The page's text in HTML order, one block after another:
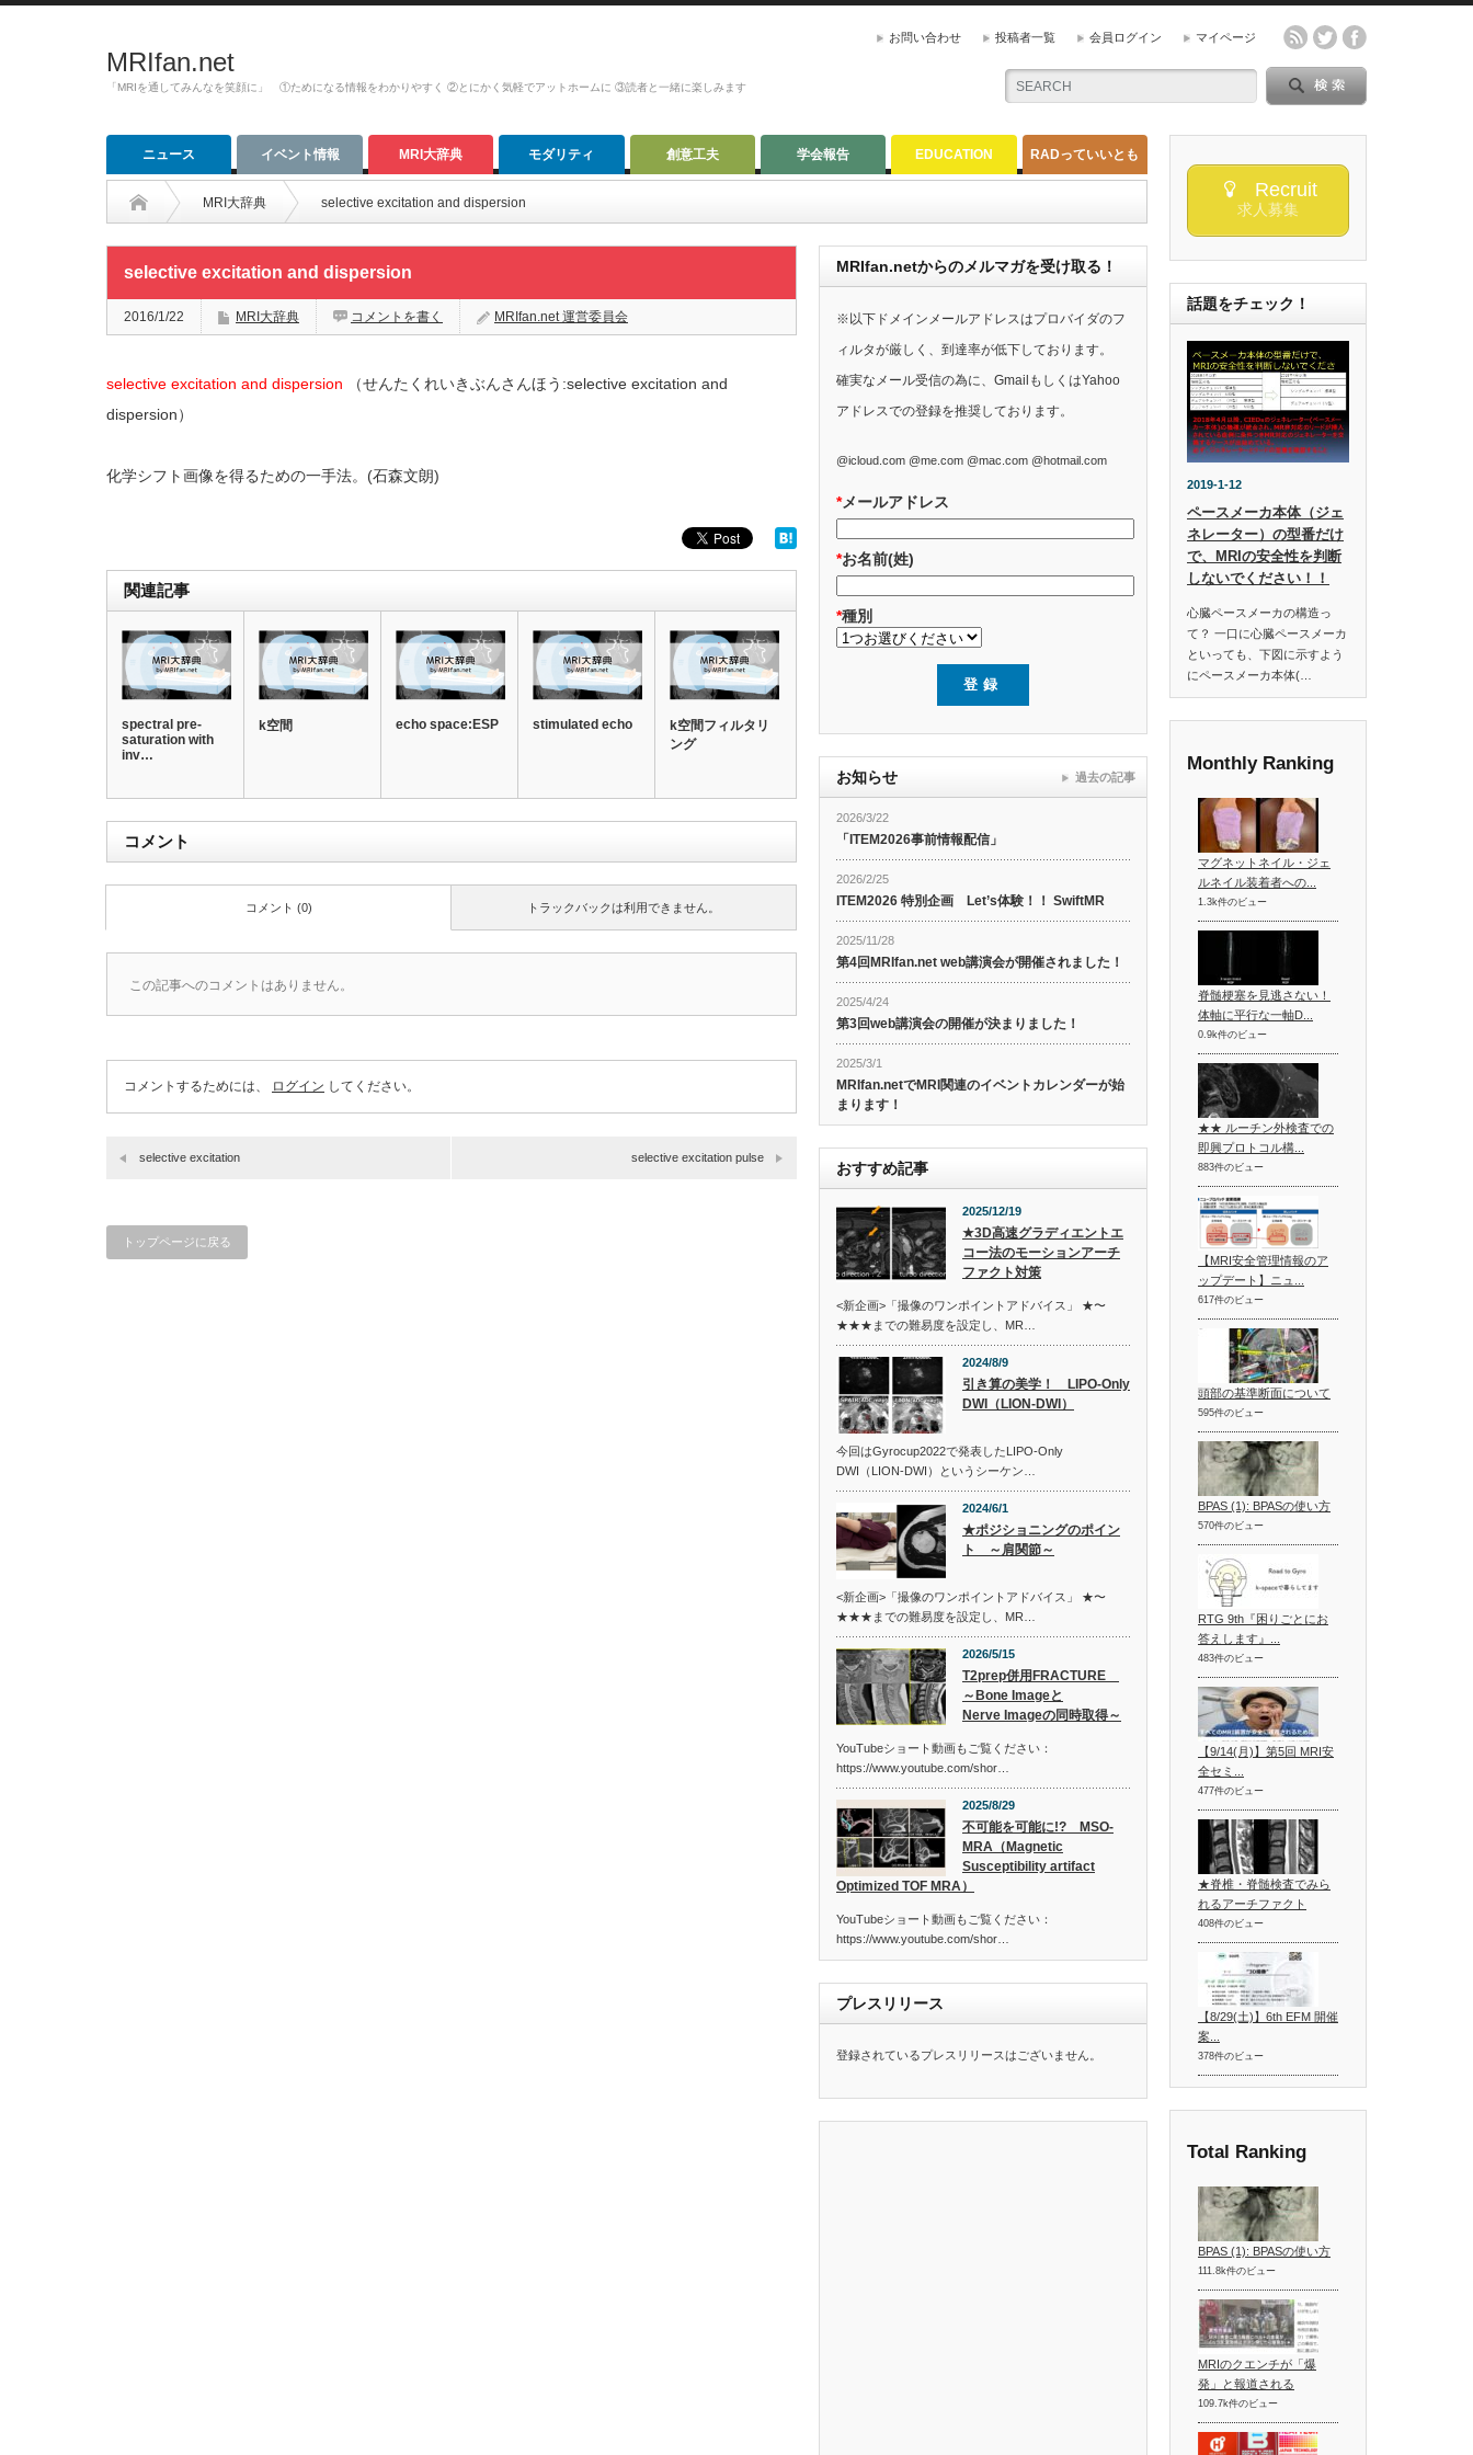
MRIfan.net
「MRIを通してみんなを笑顔に」 ①ためになる情報をわかりやすく ②とにかく気軽でアットホームに ③読者と一緒に楽しみます
お問い合わせ 投稿者一覧 会員ログイン マイページ
ニュース イベント情報 MRI大辞典 モダリティ 創意工夫 学会報告 EDUCATION RADっていいとも
MRI大辞典 selective excitation and dispersion
selective excitation and dispersion
2016/1/22 MRI大辞典 コメントを書く MRIfan.net 運営委員会
selective excitation and dispersion （せんたくれいきぶんさんほう:selective excitation and
dispersion）
化学シフト画像を得るための一手法。(石森文朗)
関連記事
spectral pre-
saturation with
inv…
k空間 echo space:ESP stimulated echo
k空間フィルタリ
ング
コメント
トラックバックは利用できません。
コメント (0)
この記事へのコメントはありません。
コメントするためには、 ログイン してください。
selective excitation selective excitation pulse
トップページに戻る
MRIfan.netからのメルマガを受け取る！
※以下ドメインメールアドレスはプロバイダのフ
ィルタが厳しく、到達率が低下しております。
確実なメール受信の為に、GmailもしくはYahoo
アドレスでの登録を推奨しております。
@icloud.com @me.com @mac.com @hotmail.com
*メールアドレス
*お名前(姓)
*種別
お知らせ
2026/3/22
「ITEM2026事前情報配信」
2026/2/25
ITEM2026 特別企画 Let’s体験！！ SwiftMR
2025/11/28
第4回MRIfan.net web講演会が開催されました！
2025/4/24
第3回web講演会の開催が決まりました！
2025/3/1
MRIfan.netでMRI関連のイベントカレンダーが始
まります！
過去の記事
おすすめ記事
2025/12/19
★3D高速グラディエントエ
コー法のモーションアーチ
ファクト対策
<新企画>「撮像のワンポイントアドバイス」 ★〜
★★★までの難易度を設定し、MR…
2024/8/9
引き算の美学！ LIPO-Only
DWI（LION-DWI）
今回はGyrocup2022で発表したLIPO-Only
DWI（LION-DWI）というシーケン…
2024/6/1
★ポジショニングのポイン
ト ～肩関節～
<新企画>「撮像のワンポイントアドバイス」 ★〜
★★★までの難易度を設定し、MR…
2026/5/15
T2prep併用FRACTURE
～Bone Imageと
Nerve Imageの同時取得～
YouTubeショート動画もご覧ください：
https://www.youtube.com/shor…
2025/8/29
不可能を可能に!? MSO-
MRA（Magnetic
Susceptibility artifact
Optimized TOF MRA）
YouTubeショート動画もご覧ください：
https://www.youtube.com/shor…
プレスリリース
登録されているプレスリリースはございません。
Recruit
求人募集
話題をチェック！
2019-1-12
ペースメーカ本体（ジェ
ネレーター）の型番だけ
で、MRIの安全性を判断
しないでください！！
心臓ペースメーカの構造っ
て？ 一口に心臓ペースメーカ
といっても、下図に示すよう
にペースメーカ本体(…
Monthly Ranking
マグネットネイル・ジェ
ルネイル装着者への...
1.3k件のビュー
脊髄梗塞を見逃さない！
体軸に平行な一軸D...
0.9k件のビュー
★★ ルーチン外検査での
即興プロトコル構...
883件のビュー
【MRI安全管理情報のア
ップデート】ニュ...
617件のビュー
頭部の基準断面について
595件のビュー
BPAS (1): BPASの使い方
570件のビュー
RTG 9th『困りごとにお
答えします』...
483件のビュー
【9/14(月)】第5回 MRI安
全セミ...
477件のビュー
★脊椎・脊髄検査でみら
れるアーチファクト
408件のビュー
【8/29(土)】6th EFM 開催
案...
378件のビュー
Total Ranking
BPAS (1): BPASの使い方
111.8k件のビュー
MRIのクエンチが「爆
発」と報道される
109.7k件のビュー